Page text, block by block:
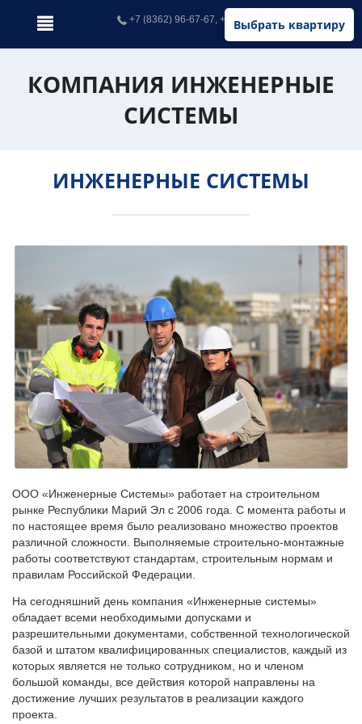
Выбрать квартиру
+7 (8362) 96-67-67, +7 (902) 326-67-67
КОМПАНИЯ ИНЖЕНЕРНЫЕ
СИСТЕМЫ
ИНЖЕНЕРНЫЕ СИСТЕМЫ
ООО «Инженерные Системы» работает на строительном
рынке Республики Марий Эл с 2006 года. С момента работы и
по настоящее время было реализовано множество проектов
различной сложности. Выполняемые строительно-монтажные
работы соответствуют стандартам, строительным нормам и
правилам Российской Федерации.
На сегодняшний день компания «Инженерные системы»
обладает всеми необходимыми допусками и
разрешительными документами, собственной технологической
базой и штатом квалифицированных специалистов, каждый из
которых является не только сотрудником, но и членом
большой команды, все действия которой направлены на
достижение лучших результатов в реализации каждого
проекта.